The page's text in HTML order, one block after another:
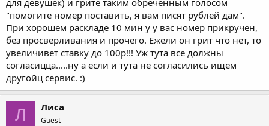
"помогите номер поставить, я вам писят рублей дам".
При хорошем раскладе 10 мин у у вас номер прикручен,
без просверливания и прочего. Ежели он грит что нет, то
увеличивет ставку до 100р!!! Уж тута все должны
согласицца.....ну а если и тута не согласились ищем
другойц сервис. :)
Л Лиса
Guest